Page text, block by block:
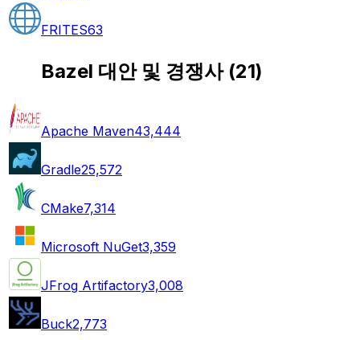
FRITES63
Bazel 대안 및 경쟁사(21)
Apache Maven43,444
Gradle25,572
CMake7,314
Microsoft NuGet3,359
JFrog Artifactory3,008
Buck2,773